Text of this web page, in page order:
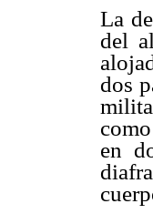
La
del
dos
en